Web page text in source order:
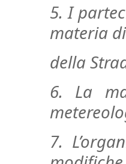
5. I
materia
della
6. La
7.